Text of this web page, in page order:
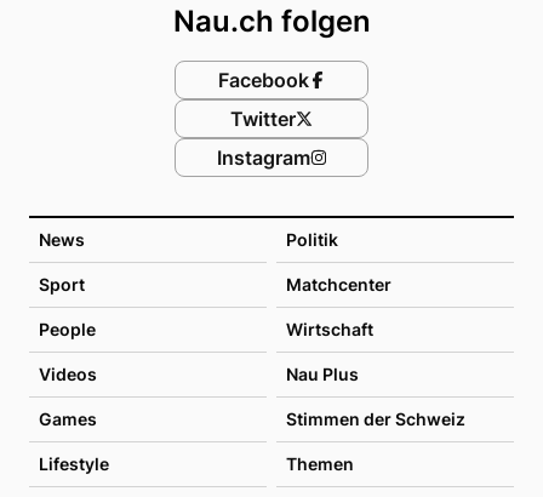
News Politik
Sport Matchcenter
People Wirtschaft
Videos Nau Plus
Games Stimmen der Schweiz
Lifestyle Themen
Nau.ch folgen
Facebook
Twitter
Instagram